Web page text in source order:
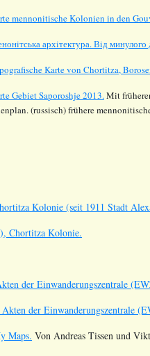
mennonitische Kolonien in den
архiтектура. Вiд
Karte von Chortitza,
Gebiet Saporoshje 2013.Mit
(russisch) frühere
Kolonie (seit 1911 Stadt
Chortitza Kolonie.
der Einwanderungszentrale
Akten der Einwanderungszentrale
Maps. Von Andreas Tissen und